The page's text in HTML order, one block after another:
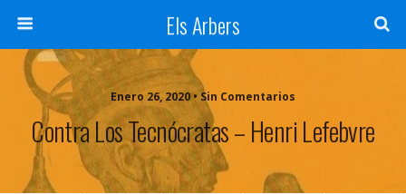
Els Arbers
Enero 26, 2020 • Sin Comentarios
Contra Los Tecnócratas – Henri Lefebvre